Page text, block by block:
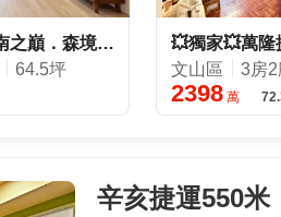
⭐️住商師大永康⭐️敦南之巔．森境101
64.5坪
文山區
3房
2398 萬
辛亥捷運550米